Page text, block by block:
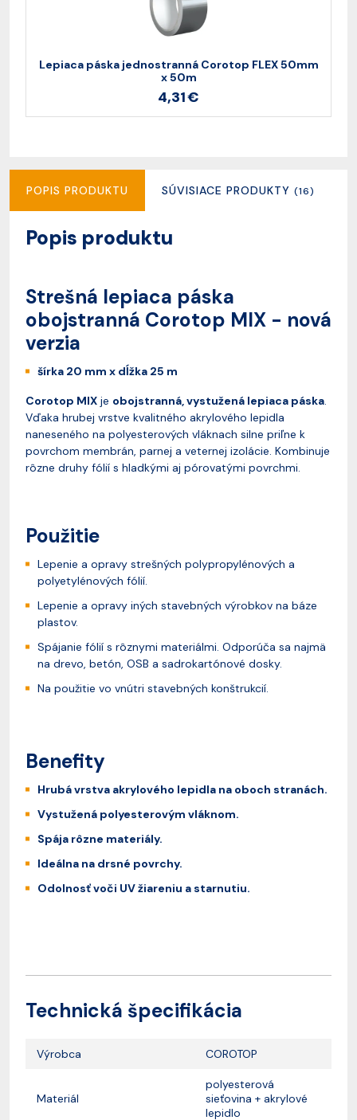
Lepiaca páska jednostranná Corotop FLEX 50mm
x 50m
4,31 €
POPIS PRODUKTU SÚVISIACE PRODUKTY (16)
Popis produktu
Strešná lepiaca páska
obojstranná Corotop MIX - nová
verzia
šírka 20 mm x dĺžka 25 m
Corotop MIX je obojstranná, vystužená lepiaca páska.
Vďaka hrubej vrstve kvalitného akrylového lepidla
naneseného na polyesterových vláknach silne priľne k
povrchom membrán, parnej a veternej izolácie. Kombinuje
rôzne druhy fólií s hladkými aj pórovatými povrchmi.
Použitie
Lepenie a opravy strešných polypropylénových a
polyetylénových fólií.
Lepenie a opravy iných stavebných výrobkov na báze
plastov.
Spájanie fólií s rôznymi materiálmi. Odporúča sa najmä
na drevo, betón, OSB a sadrokartónové dosky.
Na použitie vo vnútri stavebných konštrukcií.
Benefity
Hrubá vrstva akrylového lepidla na oboch stranách.
Vystužená polyesterovým vláknom.
Spája rôzne materiály.
Ideálna na drsné povrchy.
Odolnosť voči UV žiareniu a starnutiu.
Technická špecifikácia
Výrobca COROTOP
Materiál
polyesterová
sieťovina + akrylové
lepidlo